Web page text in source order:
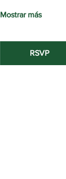
Mostrar más
RSVP